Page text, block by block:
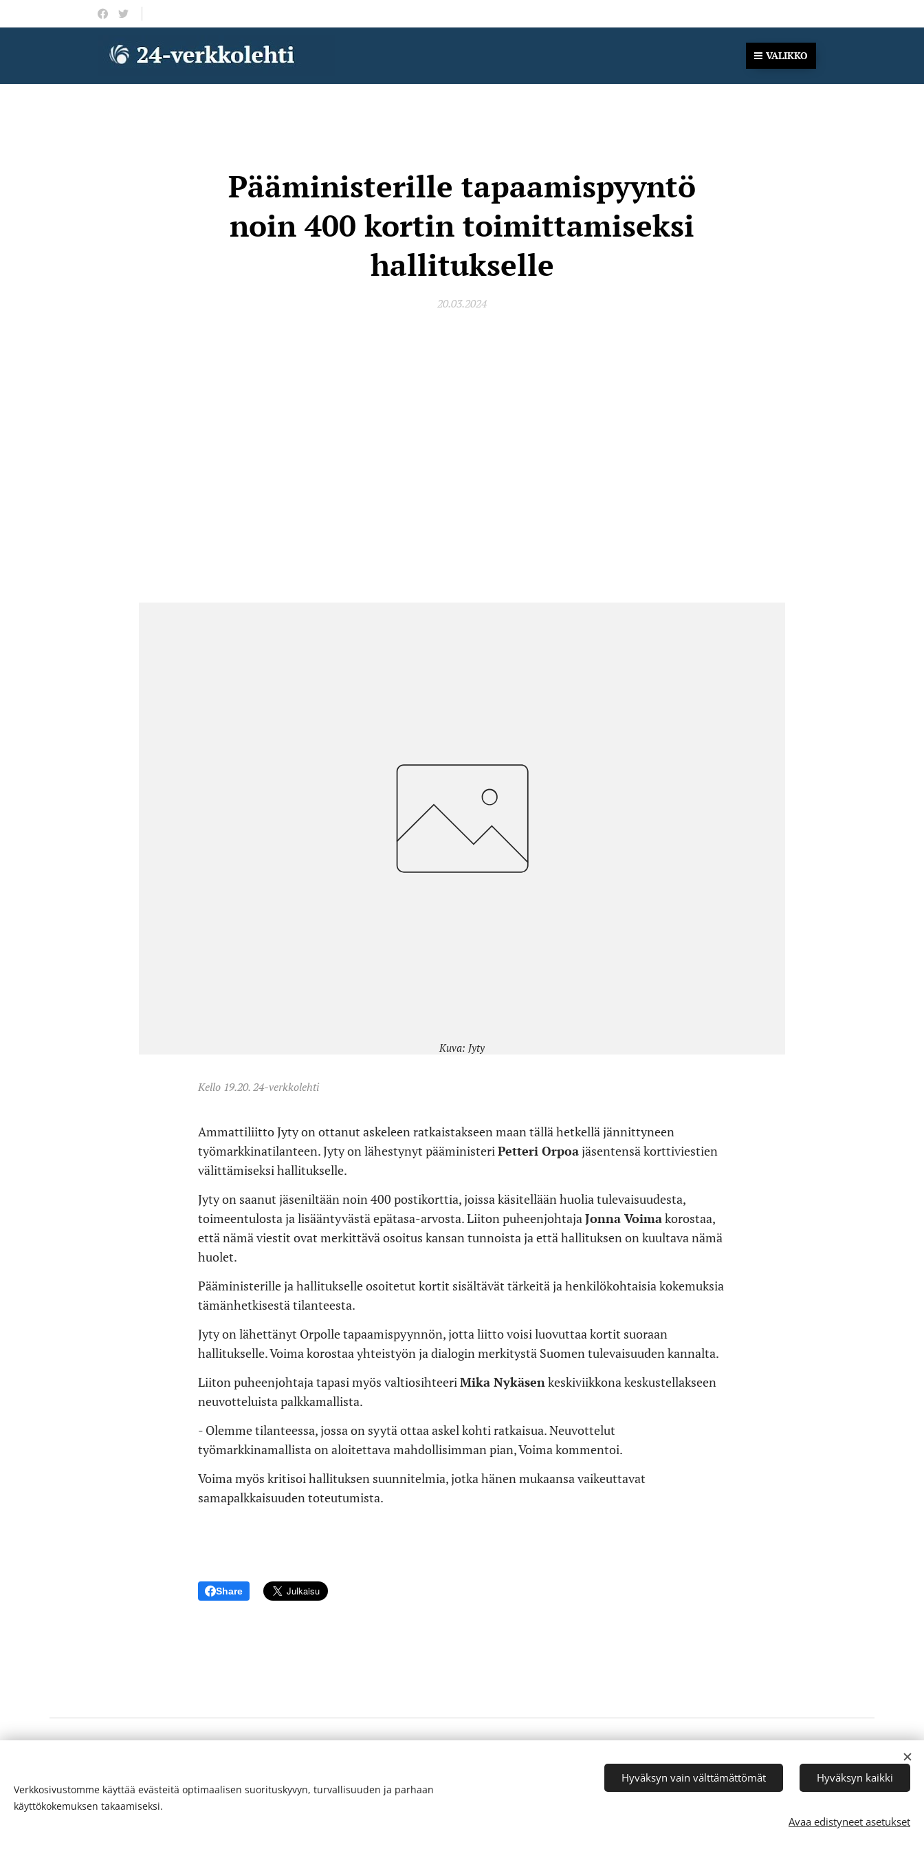
VALIKKO
Pääministerille tapaamispyyntö
noin 400 kortin toimittamiseksi
hallitukselle
20.03.2024
Kuva: Jyty
Kello 19.20. 24-verkkolehti
Ammattiliitto Jyty on ottanut askeleen ratkaistakseen maan tällä hetkellä jännittyneen
työmarkkinatilanteen. Jyty on lähestynyt pääministeri Petteri Orpoajäsentensä korttiviestien
välittämiseksi hallitukselle.
Jyty on saanut jäseniltään noin 400 postikorttia, joissa käsitellään huolia tulevaisuudesta,
toimeentulosta ja lisääntyvästä epätasa-arvosta. Liiton puheenjohtaja Jonna Voimakorostaa,
että nämä viestit ovat merkittävä osoitus kansan tunnoista ja että hallituksen on kuultava nämä
huolet.
Pääministerille ja hallitukselle osoitetut kortit sisältävät tärkeitä ja henkilökohtaisia kokemuksia
tämänhetkisestä tilanteesta.
Jyty on lähettänyt Orpolle tapaamispyynnön, jotta liitto voisi luovuttaa kortit suoraan
hallitukselle. Voima korostaa yhteistyön ja dialogin merkitystä Suomen tulevaisuuden kannalta.
Liiton puheenjohtaja tapasi myös valtiosihteeri Mika Nykäsen keskiviikkona keskustellakseen
neuvotteluista palkkamallista.
- Olemme tilanteessa, jossa on syytä ottaa askel kohti ratkaisua. Neuvottelut
työmarkkinamallista on aloitettava mahdollisimman pian, Voima kommentoi.
Voima myös kritisoi hallituksen suunnitelmia, jotka hänen mukaansa vaikeuttavat
samapalkkaisuuden toteutumista.
Share
ISSN 2342-3439
LuotuWebnodella Evästeet
Verkkosivustomme käyttää evästeitä optimaalisen suorituskyvyn, turvallisuuden ja parhaan
käyttökokemuksen takaamiseksi.
Hyväksyn vain välttämättömät Hyväksyn kaikki
Avaa edistyneet asetukset